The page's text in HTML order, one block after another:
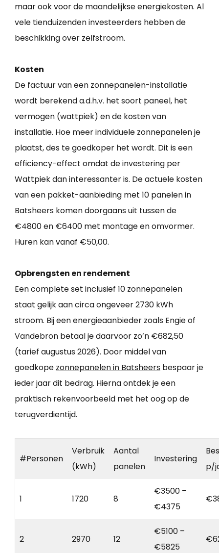
maar ook voor de maandelijkse energiekosten. Al
vele tienduizenden investeerders hebben de
beschikking over zelfstroom.
Kosten
De factuur van een zonnepanelen-installatie
wordt berekend a.d.h.v. het soort paneel, het
vermogen (wattpiek) en de kosten van
installatie. Hoe meer individuele zonnepanelen je
plaatst, des te goedkoper het wordt. Dit is een
efficiency-effect omdat de investering per
Wattpiek dan interessanter is. De actuele kosten
van een pakket-aanbieding met 10 panelen in
Batsheers komen doorgaans uit tussen de
€4800 en €6400 met montage en omvormer.
Huren kan vanaf €50,00.
Opbrengsten en rendement
Een complete set inclusief 10 zonnepanelen
staat gelijk aan circa ongeveer 2730 kWh
stroom. Bij een energieaanbieder zoals Engie of
Vandebron betaal je daarvoor zo’n €682,50
(tarief augustus 2026). Door middel van
goedkope zonnepanelen in Batsheers bespaar je
ieder jaar dit bedrag. Hierna ontdek je een
praktisch rekenvoorbeeld met het oog op de
terugverdientijd.
#Personen
Verbruik
(kWh)
Aantal
panelen
Investering
p/
1 1720 8
€3500 –
€4375
2 2970 12
€5100 –
€5825